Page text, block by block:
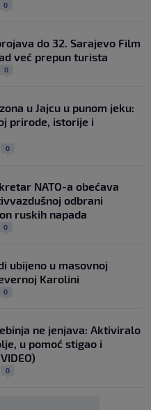
0
do 32. Sarajevo Film
već prepun turista
0
u Jajcu u punom jeku:
prirode, istorije i
0
NATO-a obećava
odbrani
ruskih napada
0
ubijeno u masovnoj
Karolini
0
ne jenjava: Aktiviralo
u pomoć stigao i
0